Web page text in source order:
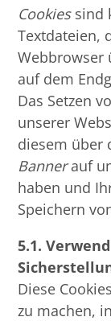
Cookiessind
Textdateien,
Webbrowser
auf dem
Das Setzen
unserer
diesem über
Bannerauf
haben und
Speichern
5.1.
Diese
zu machen,